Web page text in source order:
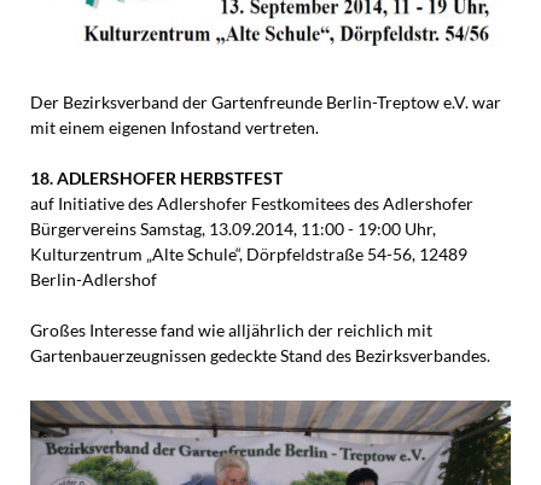
Der Bezirksverband der Gartenfreunde Berlin-Treptow e.V. war
mit einem eigenen Infostand vertreten.
18. ADLERSHOFER HERBSTFEST
auf Initiative des Adlershofer Festkomitees des Adlershofer
Bürgervereins Samstag, 13.09.2014, 11:00 - 19:00 Uhr,
Kulturzentrum „Alte Schule“, Dörpfeldstraße 54-56, 12489
Berlin-Adlershof
Großes Interesse fand wie alljährlich der reichlich mit
Gartenbauerzeugnissen gedeckte Stand des Bezirksverbandes.